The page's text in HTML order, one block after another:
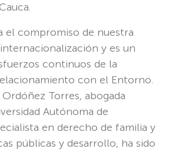
el compromiso de nuestra
y es un
continuos de la
con el Entorno.
Torres, abogada
Autónoma de
en derecho de familia y
públicas y desarrollo, ha sido